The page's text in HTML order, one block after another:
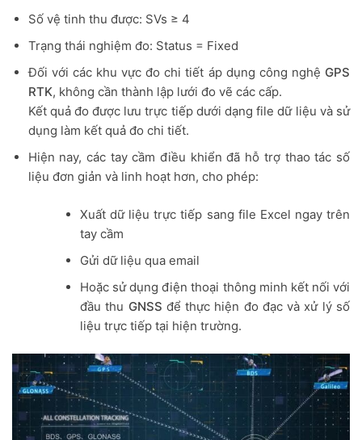
Số vệ tinh thu được: SVs ≥ 4
Trạng thái nghiệm đo: Status = Fixed
Đối với các khu vực đo chi tiết áp dụng công nghệ GPS
RTK, không cần thành lập lưới đo vẽ các cấp.
Kết quả đo được lưu trực tiếp dưới dạng file dữ liệu và sử
dụng làm kết quả đo chi tiết.
Hiện nay, các tay cầm điều khiển đã hỗ trợ thao tác số
liệu đơn giản và linh hoạt hơn, cho phép:
Xuất dữ liệu trực tiếp sang file Excel ngay trên
tay cầm
Gửi dữ liệu qua email
Hoặc sử dụng điện thoại thông minh kết nối với
đầu thu GNSS để thực hiện đo đạc và xử lý số
liệu trực tiếp tại hiện trường.